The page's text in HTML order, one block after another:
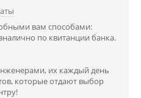
вам способами:
по квитанции банка.
их каждый день
которые отдают выбор